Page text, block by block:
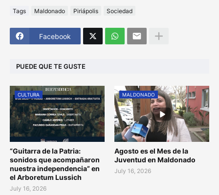
Tags Maldonado Piriápolis Sociedad
Facebook
PUEDE QUE TE GUSTE
CULTURA
“Guitarra de la Patria:
sonidos que acompañaron
nuestra independencia” en
el Arboretum Lussich
July 16, 2026
MALDONADO
Agosto es el Mes de la
Juventud en Maldonado
July 16, 2026